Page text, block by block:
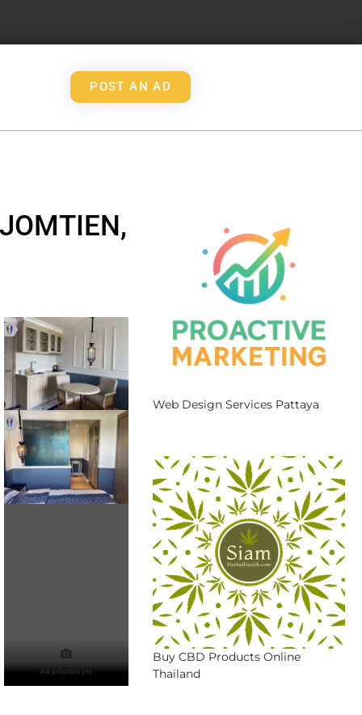
POST AN AD
All photos (4)
Web Design Services Pattaya
Buy CBD Products Online
Thailand